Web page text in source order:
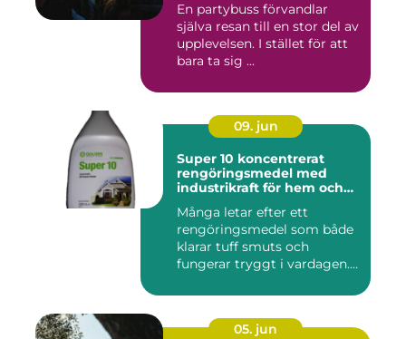
En partybuss förvandlar
själva resan till en stor del av
upplevelsen. I stället för att
bara ta sig ...
09. jun
Super 10 koncentrerat
rengöringsmedel med
industrikraft för hem och
Många letar efter ett
rengöringsmedel som både
klarar tuff smuts och
fungerar tryggt i vardagen.
05. jun